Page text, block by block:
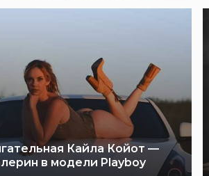
Кайла Койот —
в модели Playboy